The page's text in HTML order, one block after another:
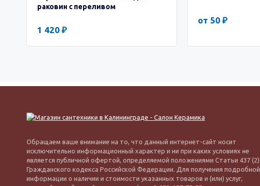
раковин с переливом
1 420 ₽
от 50 ₽
Обращаем ваше внимание на то, что данный интернет-сайт носит
исключительно информационный характер и ни при каких условиях не
является публичной офертой, определяемой положениями Статьи 437 (2)
Гражданского кодекса Российской Федерации. Для получения подробной
информации о наличии и стоимости указанных товаров и (или) услуг,